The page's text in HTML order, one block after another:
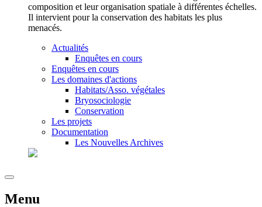
composition et leur organisation spatiale à différentes échelles.
Il intervient pour la conservation des habitats les plus
menacés.
Actualités
Enquêtes en cours
Enquêtes en cours
Les domaines d'actions
Habitats/Asso. végétales
Bryosociologie
Conservation
Les projets
Documentation
Les Nouvelles Archives
Menu